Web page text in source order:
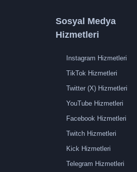
Sosyal Medya
Hizmetleri
Instagram Hizmetleri
TikTok Hizmetleri
Twitter (X) Hizmetleri
YouTube Hizmetleri
Facebook Hizmetleri
Twitch Hizmetleri
Kick Hizmetleri
Telegram Hizmetleri